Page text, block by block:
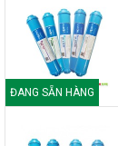
ĐANG SẴN HÀNG